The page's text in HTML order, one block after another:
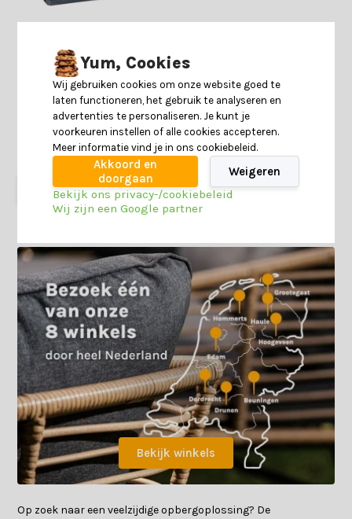
Woody opbergbox | 280L -
117cm | antraciet
Deliverytime
Op voorraad
44,99
Bekijk winkels
Op zoek naar een veelzijdige opbergoplossing? De
Yum, Cookies
Wij gebruiken cookies om onze website goed te
laten functioneren, het gebruik te analyseren en
advertenties te personaliseren. Je kunt je
voorkeuren instellen of alle cookies accepteren.
Meer informatie vind je in ons cookiebeleid.
Akkoord en
doorgaan
Weigeren
Bekijk ons privacy-/cookiebeleid
Wij zijn een Google partner